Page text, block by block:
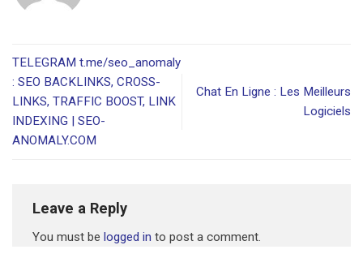
TELEGRAM t.me/seo_anomaly
: SEO BACKLINKS, CROSS-
LINKS, TRAFFIC BOOST, LINK
INDEXING | SEO-
ANOMALY.COM
Chat En Ligne : Les Meilleurs
Logiciels
Leave a Reply
You must be logged in to post a comment.